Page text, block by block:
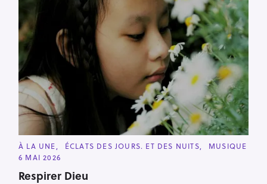
C
A
T
G
À LA UNE ÉCLATS DES JOURS. ET DES NUITS
MUSIQUE
6 MAI 2026
Respirer Dieu